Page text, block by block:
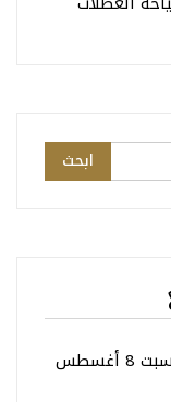
توقعـات الأبراج اليوم السبت 8 أغسطس